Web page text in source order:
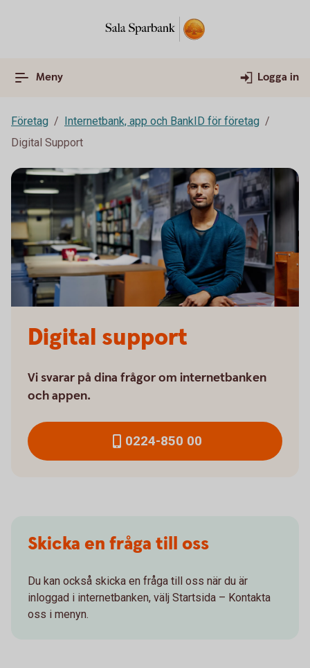
Meny Logga in
Företag
Internetbank, app och BankID för företag
Digital Support
Digital support
Vi svarar på dina frågor om internetbanken
och appen.
0224-850 00
Skicka en fråga till oss
Du kan också skicka en fråga till oss när du är
inloggad i internetbanken, välj Startsida – Kontakta
oss i menyn.